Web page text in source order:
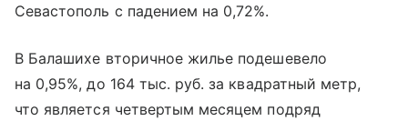
Севастополь с падением на 0,72%.
В Балашихе вторичное жилье подешевело
на 0,95%, до 164 тыс. руб. за квадратный метр,
что является четвертым месяцем подряд